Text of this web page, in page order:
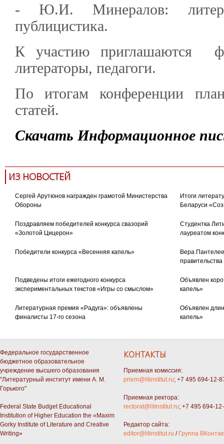
- Ю.И. Минералов:
публицистика.
К участию приглашаются
литераторы, педагоги.
По итогам конференции
статей.
Скачать Информационное
ИЗ НОВОСТЕЙ
Сергей Арутюнов награжден грамотой Министерства
Обороны
Итоги
Беларуси
Поздравляем победителей конкурса свазорий
«Золотой Цицерон»
Студентка
лауреатом
Победители конкурса «Весенняя капель»
Вера
Подведены итоги ежегодного конкурса
экспериментальных текстов «Игры со смыслом»
Объявлен
капель»
Литературная премия «Радуга»: объявлены
финалисты 17-го сезона
Объявлен
капель»
Федеральное государственное
бюджетное образовательное
учреждение высшего образования
"Литературный институт имени А. М.
Горького"
Federal State Budget Educational
Institution of Higher Education the «Maxim
Gorky Institute of Literature and Creative
Writing»
КОНТАКТЫ
Приемная комиссия:
priem@litinstitut.ru; +7 495 694-12-
Приемная ректора:
rectorat@litinstitut.ru; +7 495 694-
Редактор сайта:
editor@litinstitut.ru / Группа